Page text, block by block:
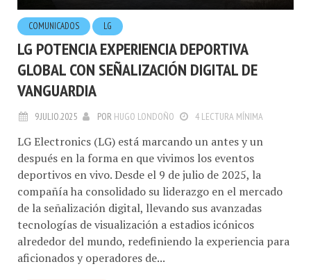
COMUNICADOS LG
LG POTENCIA EXPERIENCIA DEPORTIVA
GLOBAL CON SEÑALIZACIÓN DIGITAL DE
VANGUARDIA
9.JULIO.2025 POR HUGO LONDOÑO 4 LECTURA MÍNIMA
LG Electronics (LG) está marcando un antes y un
después en la forma en que vivimos los eventos
deportivos en vivo. Desde el 9 de julio de 2025, la
compañía ha consolidado su liderazgo en el mercado
de la señalización digital, llevando sus avanzadas
tecnologías de visualización a estadios icónicos
alrededor del mundo, redefiniendo la experiencia para
aficionados y operadores de...